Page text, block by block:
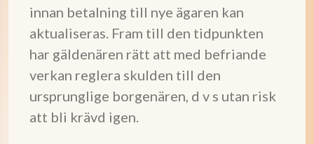
innan betalning till nye ägaren kan
aktualiseras. Fram till den tidpunkten
har gäldenären rätt att med befriande
verkan reglera skulden till den
ursprunglige borgenären, d v s utan risk
att bli krävd igen.